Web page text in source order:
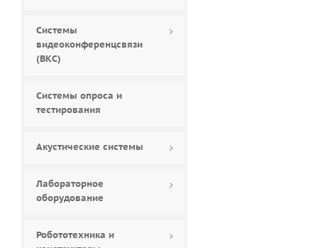
Системы
видеоконференцсвязи
(ВКС)
Системы опроса и
тестирования
Акустические системы
Лабораторное
оборудование
Робототехника и